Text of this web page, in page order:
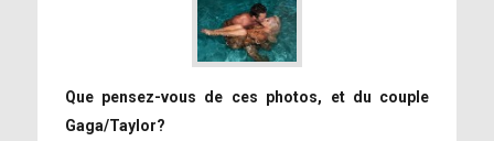
Que pensez-vous de ces photos, et du couple
Gaga/Taylor?